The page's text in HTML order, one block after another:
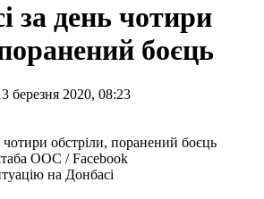
за день чотири
боєць
березня 2020, 08:23
ООС / Facebook
на Донбасі